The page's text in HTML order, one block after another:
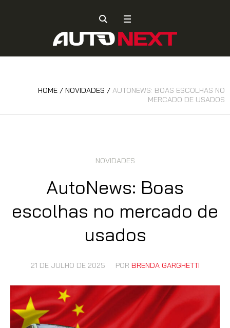
HOME / NOVIDADES / AUTONEWS: BOAS ESCOLHAS NO
MERCADO DE USADOS
NOVIDADES
AutoNews: Boas
escolhas no mercado de
usados
21 DE JULHO DE 2025 POR BRENDA GARGHETTI